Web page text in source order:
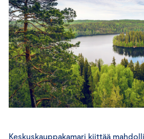
Keskuskauppakamari kiittää